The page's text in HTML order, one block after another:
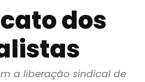
dos
a liberação sindical de